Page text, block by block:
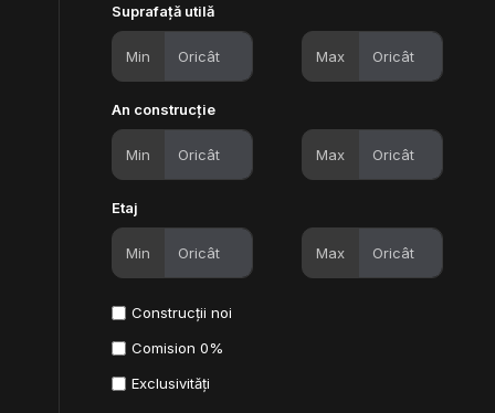
Suprafață utilă
Min Max
An construcție
Min Max
Etaj
Min Max
Construcții noi
Comision 0%
Exclusivități